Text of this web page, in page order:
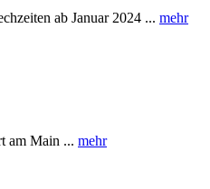
ab Januar 2024 ... mehr
am Main ... mehr